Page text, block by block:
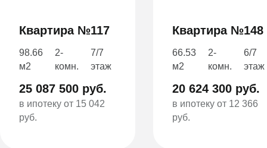
Квартира №117
98.66
м2
2-
комн.
7/7
этаж
25 087 500 руб.
в ипотеку от 15 042
руб.
Квартира №148
66.53
м2
2-
комн.
6/7
этаж
20 624 300 руб.
в ипотеку от 12 366
руб.